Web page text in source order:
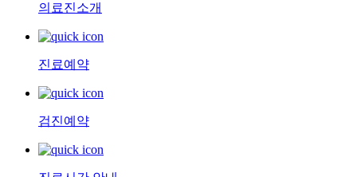
의료진소개
진료예약
검진예약